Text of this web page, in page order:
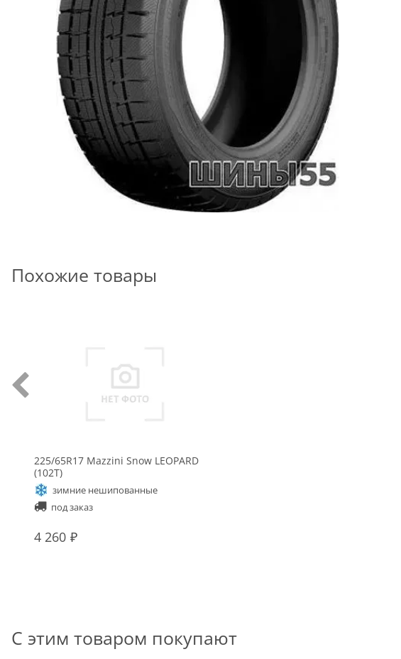
Похожие товары
225/65R17 Mazzini Snow LEOPARD
(102T)
зимние нешипованные
под заказ
4 260
С этим товаром покупают